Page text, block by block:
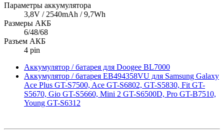
Параметры аккумулятора
3,8V / 2540mAh / 9,7Wh
Размеры АКБ
6/48/68
Разъем АКБ
4 pin
Аккумулятор / батарея для Doogee BL7000
Аккумулятор / батарея EB494358VU для Samsung Galaxy
Ace Plus GT-S7500, Ace GT-S6802, GT-S5830, Fit GT-
S5670, Gio GT-S5660, Mini 2 GT-S6500D, Pro GT-B7510,
Young GT-S6312